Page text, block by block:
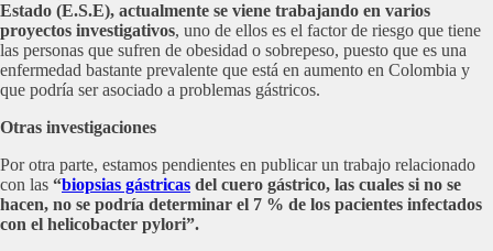
Estado (E.S.E), actualmente se viene trabajando en varios
proyectos investigativos, uno de ellos es el factor de riesgo que tiene
las personas que sufren de obesidad o sobrepeso, puesto que es una
enfermedad bastante prevalente que está en aumento en Colombia y
que podría ser asociado a problemas gástricos.
Otras investigaciones
Por otra parte, estamos pendientes en publicar un trabajo relacionado
con las “biopsias gástricas del cuero gástrico, las cuales si no se
hacen, no se podría determinar el 7 % de los pacientes infectados
con el helicobacter pylori”.